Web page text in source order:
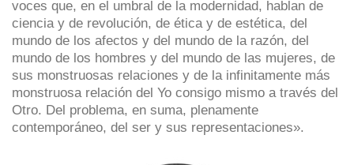
voces que, en el umbral de la modernidad, hablan de
ciencia y de revolución, de ética y de estética, del
mundo de los afectos y del mundo de la razón, del
mundo de los hombres y del mundo de las mujeres, de
sus monstruosas relaciones y de la infinitamente más
monstruosa relación del Yo consigo mismo a través del
Otro. Del problema, en suma, plenamente
contemporáneo, del ser y sus representaciones».